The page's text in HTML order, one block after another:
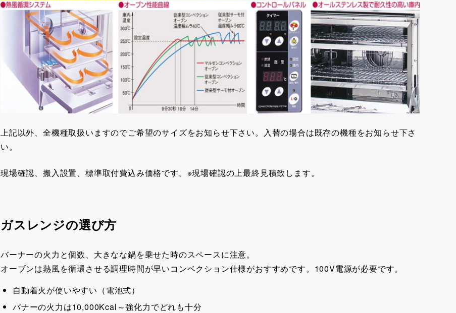
上記以外、全機種取扱いますのでご希望のサイズをお知らせ下さい。入替の場合は既存の機種をお知らせ下さ
い。
現場確認、搬入設置、標準取付費込み価格です。※現場確認の上最終見積致します。
ガスレンジの選び方
バーナーの火力と個数、大きなな鍋を乗せた時のスペースに注意。
オーブンは熱風を循環させる調理時間が早いコンベクション仕様がおすすめです。100V電源が必要です。
自動着火が使いやすい（電池式）
バナーの火力は10,000Kcal～強化力でどれも十分